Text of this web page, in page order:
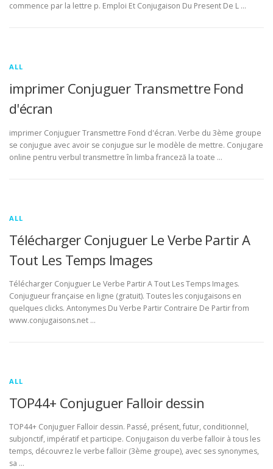
commence par la lettre p. Emploi Et Conjugaison Du Present De L …
ALL
imprimer Conjuguer Transmettre Fond
d'écran
imprimer Conjuguer Transmettre Fond d'écran. Verbe du 3ème groupe
se conjugue avec avoir se conjugue sur le modèle de mettre. Conjugare
online pentru verbul transmettre în limba franceză la toate …
ALL
Télécharger Conjuguer Le Verbe Partir A
Tout Les Temps Images
Télécharger Conjuguer Le Verbe Partir A Tout Les Temps Images.
Conjugueur française en ligne (gratuit). Toutes les conjugaisons en
quelques clicks. Antonymes Du Verbe Partir Contraire De Partir from
www.conjugaisons.net …
ALL
TOP44+ Conjuguer Falloir dessin
TOP44+ Conjuguer Falloir dessin. Passé, présent, futur, conditionnel,
subjonctif, impératif et participe. Conjugaison du verbe falloir à tous les
temps, découvrez le verbe falloir (3ème groupe), avec ses synonymes,
sa …